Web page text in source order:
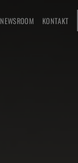
NEWSROOM KONTAKT